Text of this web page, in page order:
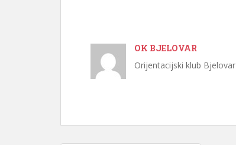
OK BJELOVAR
Orijentacijski klub Bjelovar